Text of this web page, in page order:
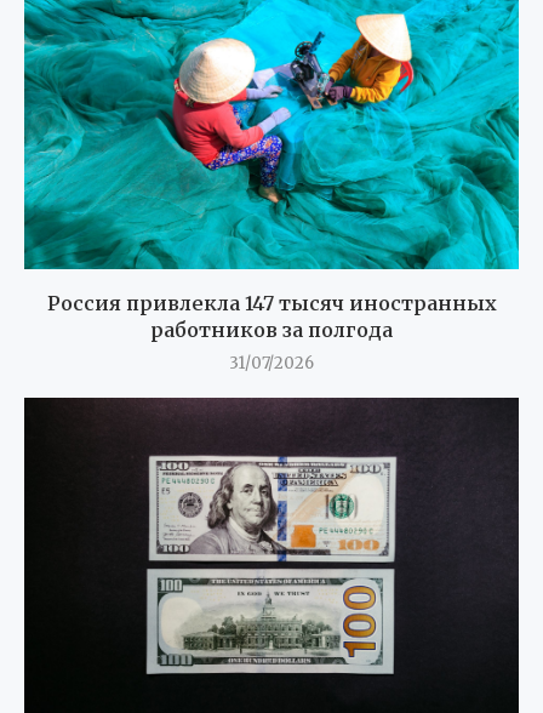
Россия привлекла 147 тысяч иностранных
работников за полгода
31/07/2026